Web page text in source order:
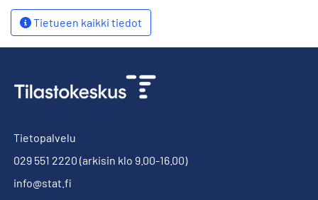
Tietueen kaikki tiedot
Tietopalvelu
029 551 2220 (arkisin klo 9.00-16.00)
info@stat.fi